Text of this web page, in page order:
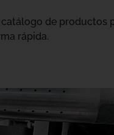
de productos
rápida.